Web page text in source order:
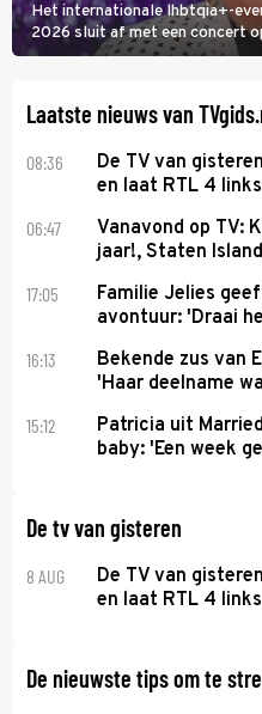
Het internationale lhbtqia+-
2026 sluit af met een concert
Anita Doth is een van de
Laatste nieuws van
08:36
De TV van
en laat RTL 4
06:47
Vanavond op TV:
jaar!, Staten
17:05
Familie Jelies
avontuur: 'Draai
16:13
Bekende zus van
'Haar deelname
15:12
Patricia uit
baby: 'Een week
De tv van gisteren
8 AUG
De TV van
en laat RTL 4
De nieuwste tips om te